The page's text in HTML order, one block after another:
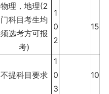
物理，地理(2
门科目考生均
须选考方可报
考)
1
0
2
15
不提科目要求
1
0
3
10